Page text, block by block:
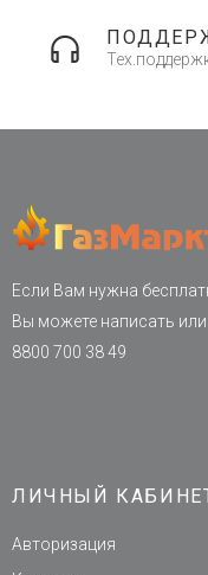
Если Вам нужна
Вы можете написать
8800 700 38 49
ЛИЧНЫЙ
Авторизация